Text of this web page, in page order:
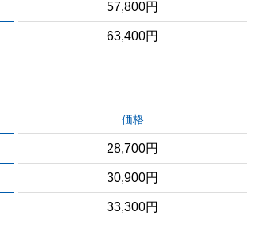
57,800円
63,400円
価格
28,700円
30,900円
33,300円